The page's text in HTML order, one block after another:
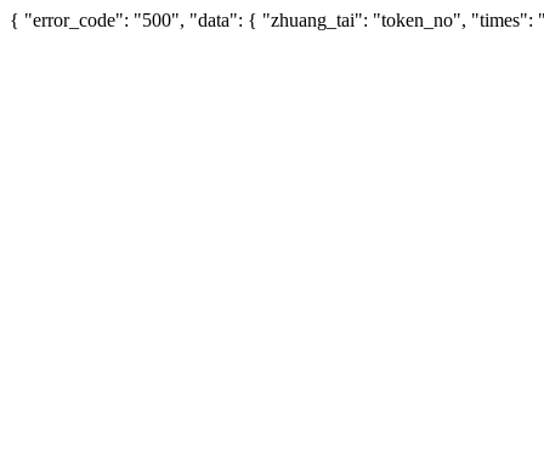
{ "error_code": "500", "data": { "zhuang_tai": "token_no", "times":